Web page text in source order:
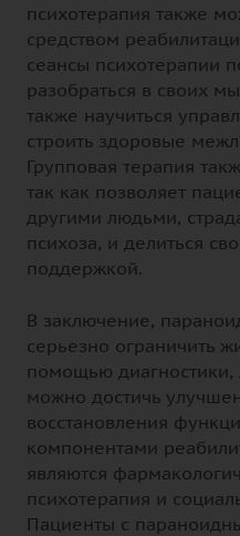
психотерапия также
средством
сеансы психотерапии
разобраться в своих
также научиться
строить здоровые
Групповая терапия
так как позволяет
другими людьми,
психоза, и делиться
поддержкой.
В заключение,
серьезно ограничить
помощью диагностики,
можно достичь
восстановления
компонентами
являются
психотерапия и
Пациенты с